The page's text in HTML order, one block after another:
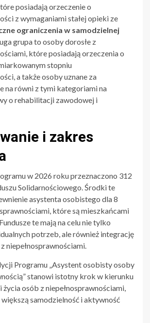
posiadają orzeczenie o
z wymaganiami stałej opieki ze
ograniczenia w samodzielnej
grupa to osoby dorosłe z
które posiadają orzeczenia o
stopniu
a także osoby uznane za
na równi z tymi kategoriami na
o rehabilitacji zawodowej i
i zakres
w 2026 roku przeznaczono 312
Solidarnościowego. Środki te
asystenta osobistego dla 8
które są mieszkańcami
te mają na celu nie tylko
potrzeb, ale również integrację
niepełnosprawnościami.
Programu „Asystent osobisty osoby
stanowi istotny krok w kierunku
osób z niepełnosprawnościami,
samodzielność i aktywność